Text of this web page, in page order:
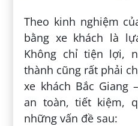
Theo kinh nghiệm
bằng xe khách là
Không chỉ tiện lợi,
thành cũng rất phải
xe khách Bắc Giang
an toàn, tiết kiệm,
những vấn đề sau: